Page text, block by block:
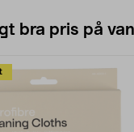
bra pris på